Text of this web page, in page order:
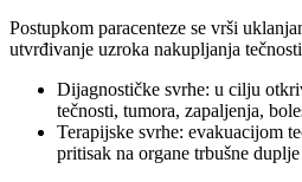
Postupkom paracenteze se vrši
utvrđivanje uzroka nakupljanja
Dijagnostičke svrhe: u cilju
tečnosti, tumora, zapaljenja,
Terapijske svrhe: evakuacijom
pritisak na organe trbušne duplje